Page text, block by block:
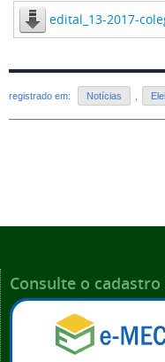
edital_13-2017-
registrado em: Notícias
Consulte o cadastro